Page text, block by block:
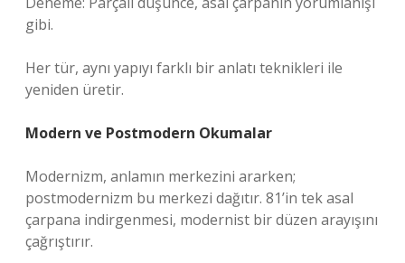
gibi.
Her tür, aynı yapıyı farklı biranlatı teknikleri ile
yeniden üretir.
Modern ve Postmodern Okumalar
Modernizm, anlamın merkezini ararken;
postmodernizm bu merkezi dağıtır. 81’in tek asal
çarpana indirgenmesi, modernist bir düzen arayışını
çağrıştırır.